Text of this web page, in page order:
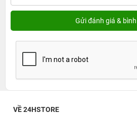
VỀ 24HSTORE